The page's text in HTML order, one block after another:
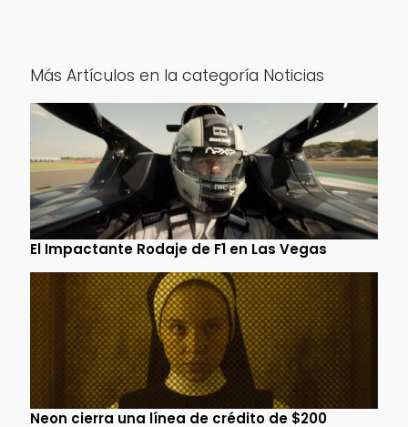
Más Artículos en la categoría Noticias
El Impactante Rodaje de F1 en Las Vegas
Neon cierra una línea de crédito de $200